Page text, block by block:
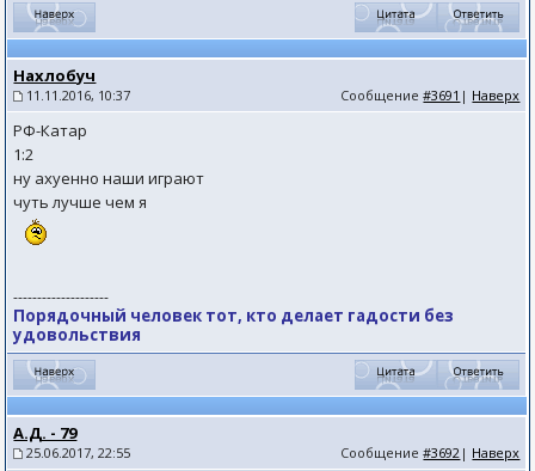
Нахлобуч
11.11.2016, 10:37 Сообщение#3691 | Наверх
РФ-Катар
1:2
ну ахуенно наши играют
чуть лучше чем я
--------------------
Порядочный человек тот, кто делает гадости без
удовольствия
А.Д. - 79
25.06.2017, 22:55 Сообщение#3692 | Наверх